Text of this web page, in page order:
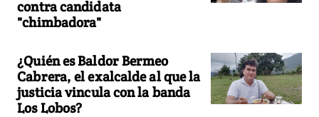
contra candidata
"chimbadora"
¿Quién es Baldor Bermeo
Cabrera, el exalcalde al que la
justicia vincula con la banda
Los Lobos?